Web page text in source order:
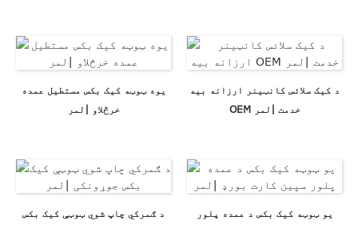
یوه ټوټه کیک بکس مستطیل عمده
خرڅلاو |لمر
د کیک سلائس کانټینر ارزانه بیه
OEM خدمت |لمر
د ګمرکي چاپ شوي ټوټې کیک بکس
یو ټوټه کیک بکس د عمده پلور